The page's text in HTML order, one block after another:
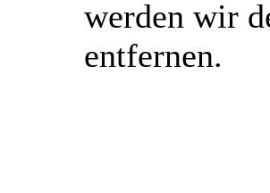
werden wir
entfernen.